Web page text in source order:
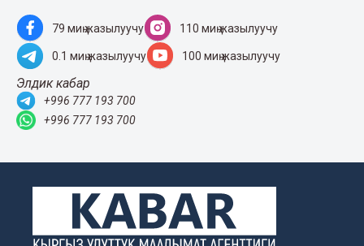
79 миң жазылуучу 110 миң жазылуучу
0.1 миң жазылуучу 100 миң жазылуучу
Элдик кабар
+996 777 193 700
+996 777 193 700